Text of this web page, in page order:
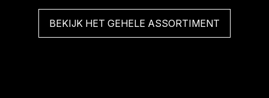
BEKIJK HET GEHELE ASSORTIMENT